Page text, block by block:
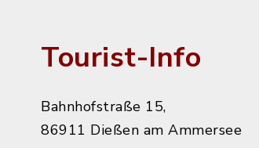
Tourist-Info
Bahnhofstraße 15,
86911 Dießen am Ammersee